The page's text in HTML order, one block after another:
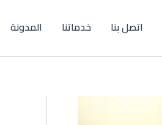
اتصل بنا خدماتنا المدونة